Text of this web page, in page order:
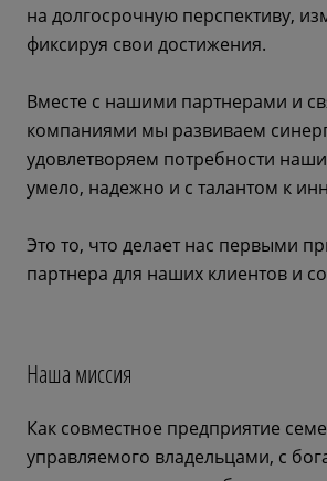
на долгосрочную перспективу,
фиксируя свои достижения.
Вместе с нашими партнерами и
компаниями мы развиваем
удовлетворяем потребности
умело, надежно и с талантом к
Это то, что делает нас первыми
партнера для наших клиентов и
Наша миссия
Как совместное предприятие
управляемого владельцами, с